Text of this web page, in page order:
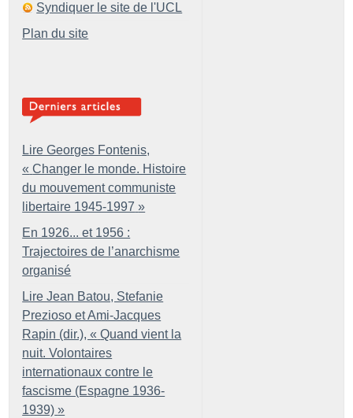
Syndiquer le site de l'UCL
Plan du site
Lire Georges Fontenis,
« Changer le monde. Histoire
du mouvement communiste
libertaire 1945-1997 »
En 1926... et 1956 :
Trajectoires de l’anarchisme
organisé
Lire Jean Batou, Stefanie
Prezioso et Ami-Jacques
Rapin (dir.), « Quand vient la
nuit. Volontaires
internationaux contre le
fascisme (Espagne 1936-
1939) »